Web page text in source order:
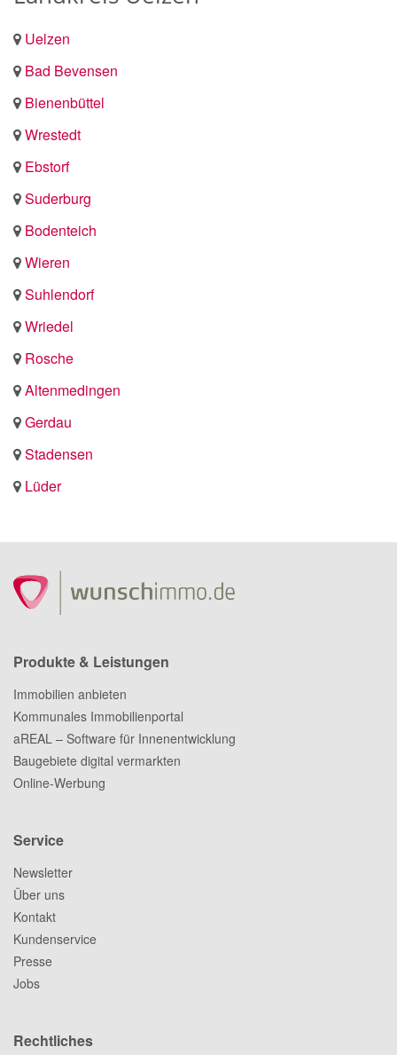
Uelzen
Bad Bevensen
Bienenbüttel
Wrestedt
Ebstorf
Suderburg
Bodenteich
Wieren
Suhlendorf
Wriedel
Rosche
Altenmedingen
Gerdau
Stadensen
Lüder
Produkte & Leistungen
Immobilien anbieten
Kommunales Immobilienportal
aREAL – Software für Innenentwicklung
Baugebiete digital vermarkten
Online-Werbung
Service
Newsletter
Über uns
Kontakt
Kundenservice
Presse
Jobs
Rechtliches